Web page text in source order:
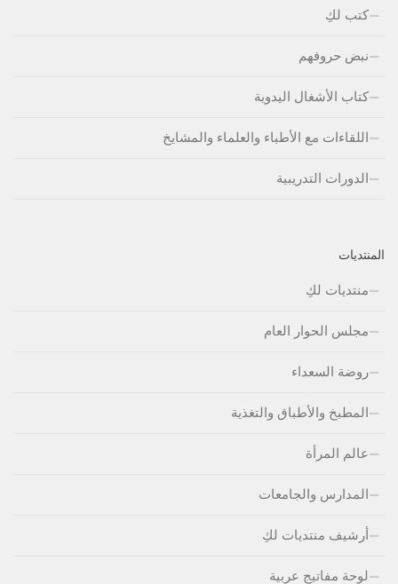
كتب لكِ
نبض حروفهم
كتاب الأشغال اليدوية
اللقاءات مع الأطباء والعلماء والمشايخ
الدورات التدريبية
المنتديات
منتديات لكِ
مجلس الحوار العام
روضة السعداء
المطبخ والأطباق والتغذية
عالم المرأة
المدارس والجامعات
أرشيف منتديات لكِ
لوحة مفاتيج عربية